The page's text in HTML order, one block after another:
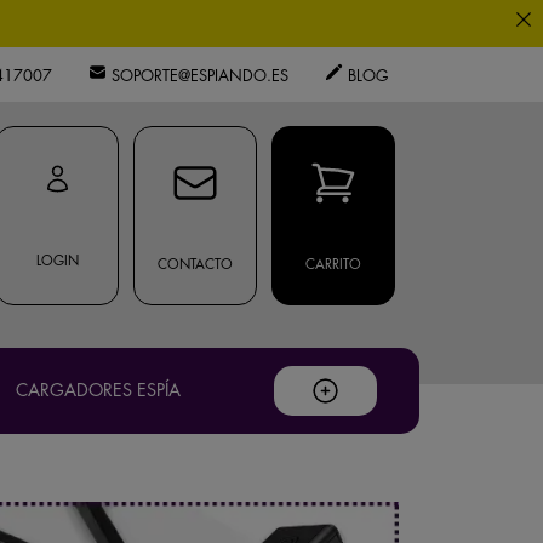
SOPORTE@ESPIANDO.ES BLOG
LOGIN CONTACTO CARRITO
CARGADORES ESPÍA
expertos.
.